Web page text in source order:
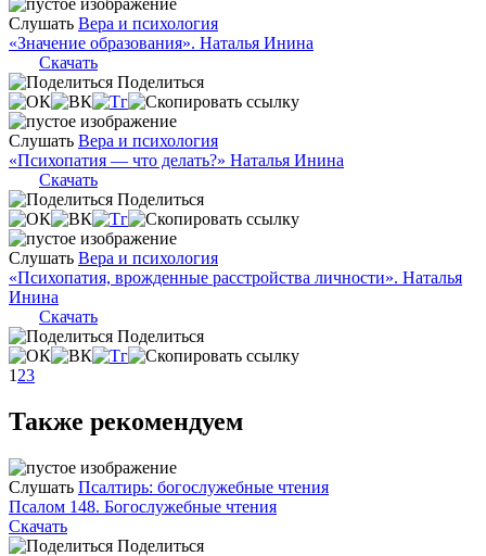
Слушать Вера и психология
«Значение образования». Наталья Инина
Скачать
Поделиться
Слушать Вера и психология
«Психопатия — что делать?» Наталья Инина
Скачать
Поделиться
Слушать Вера и психология
«Психопатия, врожденные расстройства личности». Наталья
Инина
Скачать
Поделиться
1 23
Также рекомендуем
Слушать Псалтирь: богослужебные чтения
Псалом 148. Богослужебные чтения
Скачать
Поделиться